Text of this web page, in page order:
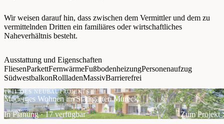
Wir weisen darauf hin, dass zwischen dem Vermittler und dem zu
vermittelnden Dritten ein familiäres oder wirtschaftliches
Naheverhältnis besteht.
Ausstattung und Eigenschaften
FliesenParkettFernwärmeFußbodenheizungPersonenaufzug
SüdwestbalkonRollladenMassivBarrierefrei
TEIL DES NEUBAUPROJEKTS
Modernes Wohnen im Stadtgarten Mureck
In Planung · 17 verfügbar
Zum Projekt